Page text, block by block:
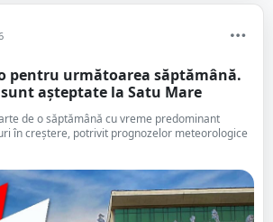
pentru următoarea săptămână.
așteptate la Satu Mare
de o săptămână cu vreme predominant
în creștere, potrivit prognozelor meteorologice